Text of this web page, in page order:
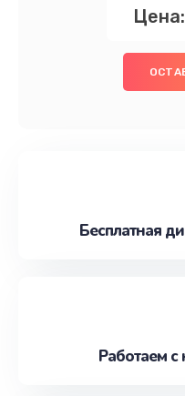
Цена:
Бесплатная
Работаем